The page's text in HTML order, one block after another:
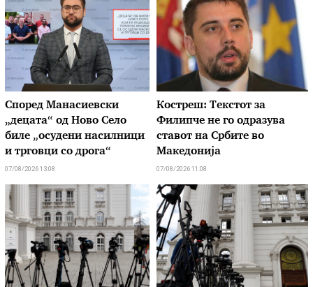
Според Манасиевски
„децата“ од Ново Село
биле „осудени насилници
и трговци со дрога“
07/08/2026 13:08
Костреш: Текстот за
Филипче не го одразува
ставот на Србите во
Македонија
07/08/2026 11:08